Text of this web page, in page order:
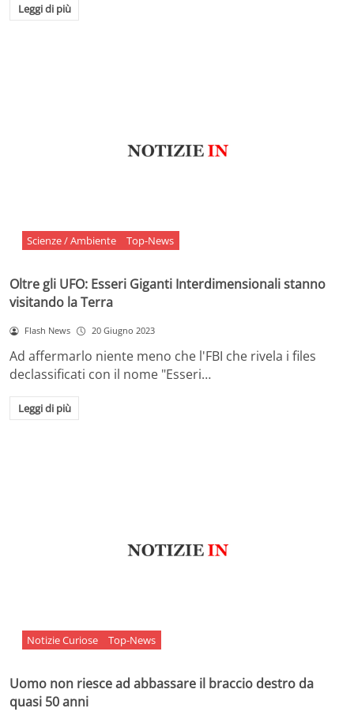
Leggi di più
Scienze / Ambiente Top-News
Oltre gli UFO: Esseri Giganti Interdimensionali stanno
visitando la Terra
Flash News 20 Giugno 2023
Ad affermarlo niente meno che l'FBI che rivela i files
declassificati con il nome "Esseri…
Leggi di più
Notizie Curiose Top-News
Uomo non riesce ad abbassare il braccio destro da
quasi 50 anni